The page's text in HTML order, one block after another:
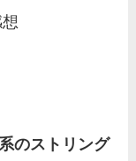
のストリング